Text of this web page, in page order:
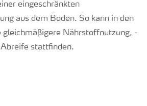
eingeschränkten
aus dem Boden. So kann in den
gleichmäßigere Nährstoffnutzung, -
stattfinden.